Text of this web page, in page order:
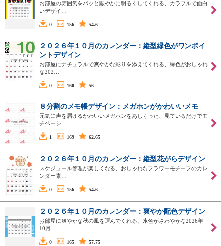
お部屋の雰囲気をパッと賑やかに明るくしてくれる、カラフルで面白
いデザイ…
0 156 54.6
２０２６年１０月のカレンダー：縦型緑色がワンポイ
ントデザイン
お部屋にナチュラルで爽やかな彩りを添えてくれる、緑色がおしゃれ
な202…
0 160 56
８分割のメモ帳デザイン：メガホンがかわいいメモ
元気に声を届けるかわいいメガホンをあしらった、見ているだけでモ
チベーシ…
1 169 62.65
２０２６年１０月のカレンダー：縦型花がらデザイン
スケジュール管理が楽しくなる、おしゃれなフラワーモチーフのカレ
ンダー素…
0 156 54.6
２０２６年１０月のカレンダー：爽やか配色デザイン
お部屋に爽やかな秋の風を運んでくれる、水色がさわやかな2026年
10月…
0 165 57.75